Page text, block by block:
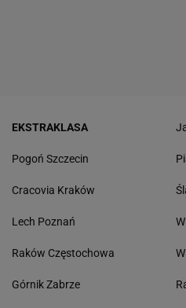
EKSTRAKLASA
Pogoń Szczecin
Cracovia Kraków
Lech Poznań
Raków Częstochowa
Górnik Zabrze